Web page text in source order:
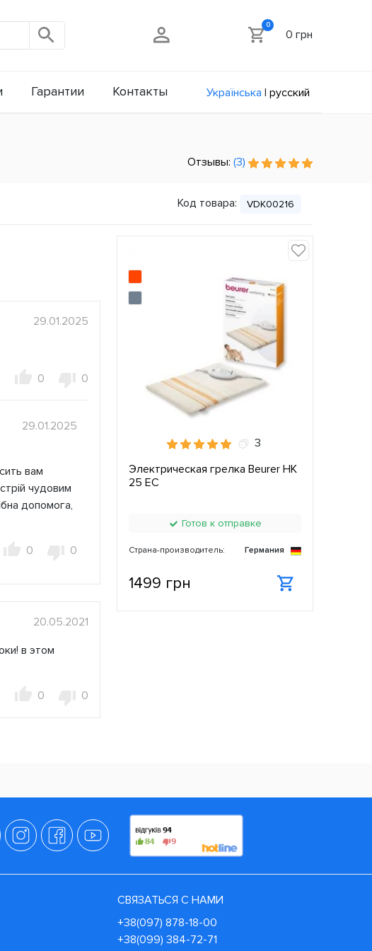
0
0 грн
Гарантии Контакты Українська | русский
Отзывы: (3)
Код товара: VDK00216
29.01.2025
0 0
29.01.2025
вам
чудовим
допомога,
0 0
20.05.2021
в этом
0 0
3
Электрическая грелка Beurer HK
25 ЕС
Готов к отправке
Страна-производитель: Германия
1499 грн
СВЯЗАТЬСЯ С НАМИ
+38(097) 878-18-00
+38(099) 384-72-71